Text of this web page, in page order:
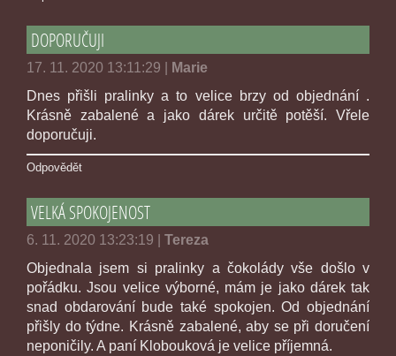
DOPORUČUJI
17. 11. 2020 13:11:29
Marie
Dnes přišli pralinky a to velice brzy od objednání .
Krásně zabalené a jako dárek určitě potěší. Vřele
doporučuji.
Odpovědět
VELKÁ SPOKOJENOST
6. 11. 2020 13:23:19
Tereza
Objednala jsem si pralinky a čokolády vše došlo v
pořádku. Jsou velice výborné, mám je jako dárek tak
snad obdarování bude také spokojen. Od objednání
přišly do týdne. Krásně zabalené, aby se při doručení
neponičily. A paní Klobouková je velice příjemná.